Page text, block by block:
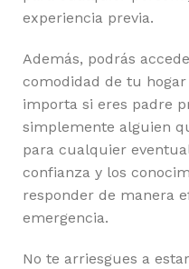
experiencia previa.
Además, podrás
comodidad de tu
importa si eres padre
simplemente alguien
para cualquier
confianza y los
responder de manera
emergencia.
No te arriesgues a